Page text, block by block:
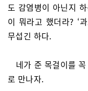
도 감염병이 아닌지
이 뭐라고 했더라? ‘
무섭긴 하다.
네가 준 목걸이를
로 만나자.